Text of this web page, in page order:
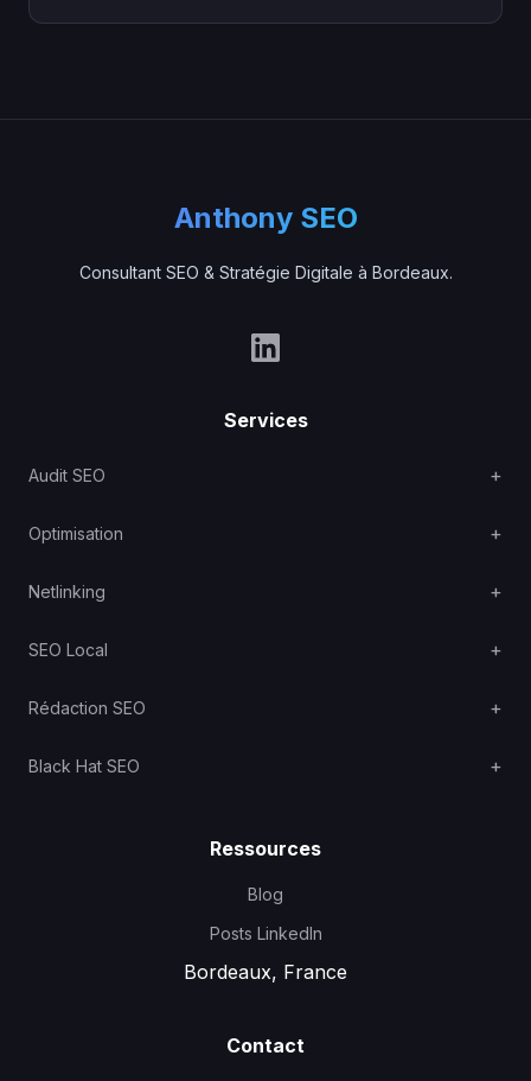
Anthony SEO
Consultant SEO & Stratégie Digitale à Bordeaux.
Services
Audit SEO
Optimisation
Netlinking
SEO Local
Rédaction SEO
Black Hat SEO
Ressources
Blog
Posts LinkedIn
Bordeaux, France
Contact